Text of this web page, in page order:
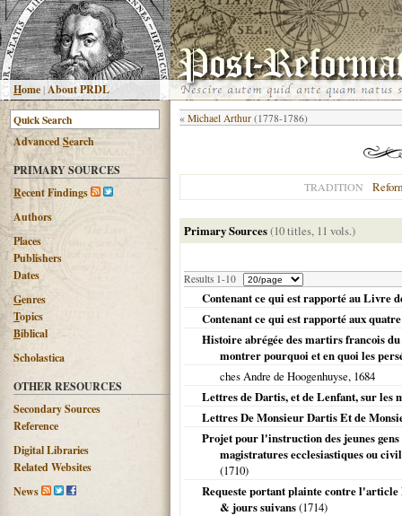
Home|About PRDL
AdvancedSearch
PRIMARY SOURCES
Recent Findings
Authors
Places
Publishers
Dates
Genres
Topics
Biblical
Scholastica
OTHER RESOURCES
Secondary Sources
Reference
Digital Libraries
Related Websites
News
« Michael Arthur (1778-1786)
TRADITION
Primary Sources(10 titles, 11 vols.)
Results 1-10
Contenant ce qui est rapporté au Livre
Contenant ce qui est rapporté aux
Histoire abrégée des martirs francois
montrer pourquoi et en quoi les
ches Andre de Hoogenhuyse, 1684
Lettres de Dartis, et de Lenfant, sur les
Lettres De Monsieur Dartis Et de
Projet pour l'instruction des jeunes gens
magistratures ecclesiastiques ou
(1710)
Requeste portant plainte contre l'article
& jours suivans(1714)